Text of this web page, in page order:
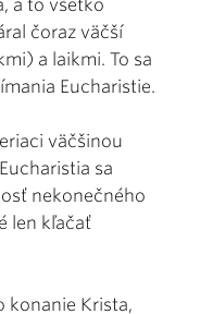
a to všetko
čoraz väčší
a laikmi. To sa
Eucharistie.
väčšinou
sa
nekonečného
len kľačať
konanie Krista,